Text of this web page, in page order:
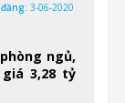
ngủ,
3,28 tỷ
3-06-2020